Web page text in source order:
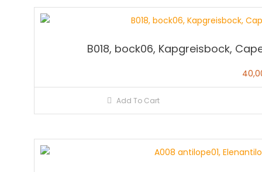
B018, bock06, Kapgreisbock,
Add To Cart